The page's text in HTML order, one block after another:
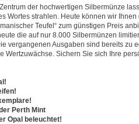
der hochwertigen Silbermünze
Wortes strahlen. Heute können wir Ihnen
Teufel“ zum günstigen Preis
die auf nur 8.000 Silbermünzen
vergangenen Ausgaben sind bereits zu
Wertzuwächse. Sichern Sie sich Ihre
Perth Mint
Opal beleuchtet!